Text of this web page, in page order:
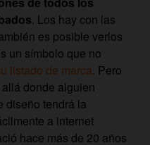
. Los hay con las
es posible verlos
un símbolo que no
listado de marca. Pero
donde alguien
diseño tendrá la
a internet
hace más de 20 años